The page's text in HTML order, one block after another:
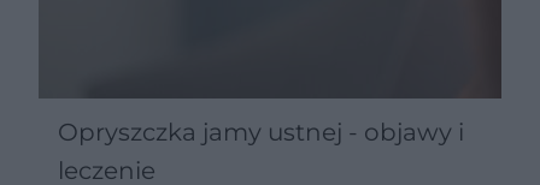
Opryszczka jamy ustnej - objawy i
leczenie